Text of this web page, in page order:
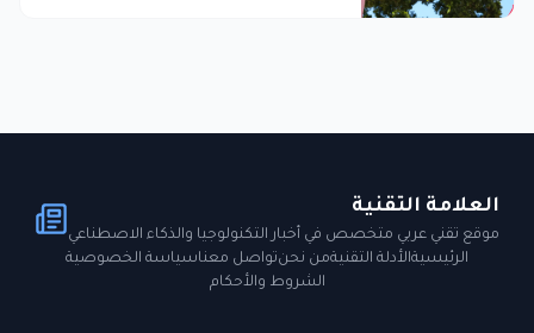
العلامة التقنية
موقع تقني عربي متخصص في أخبار التكنولوجيا والذكاء الاصطناعي
الرئيسيةالأدلة التقنيةمن نحنتواصل معناسياسة الخصوصية
الشروط والأحكام